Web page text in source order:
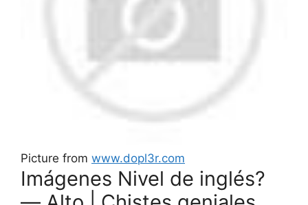
Picture from www.dopl3r.com
Imágenes Nivel de inglés?